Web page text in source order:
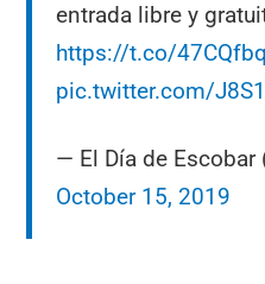
entrada libre y
https://t.co/
pic.twitter.com/
— El Día de Escobar
October 15, 2019